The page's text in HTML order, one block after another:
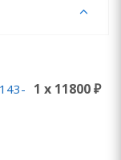
1 x 11800 ₽